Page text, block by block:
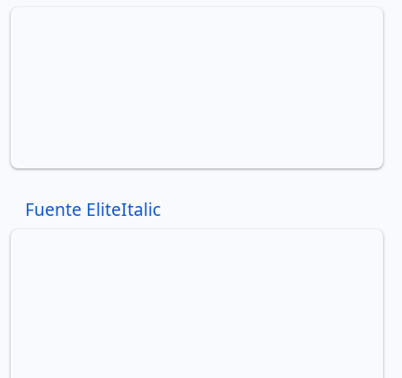
Fuente EliteItalic